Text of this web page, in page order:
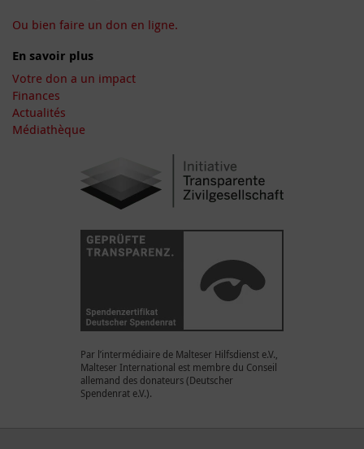
Ou bien faire un don en ligne.
En savoir plus
Votre don a un impact
Finances
Actualités
Médiathèque
Par l’intermédiaire de Malteser Hilfsdienst e.V.,
Malteser International est membre du Conseil
allemand des donateurs (Deutscher
Spendenrat e.V.).